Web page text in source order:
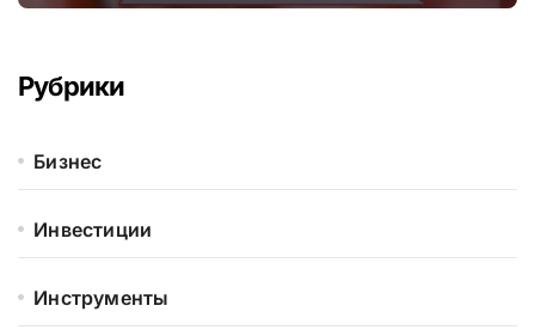
Рубрики
Бизнес
Инвестиции
Инструменты